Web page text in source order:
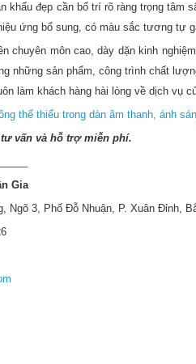
khấu đẹp cần bố trí rõ ràng trọng
ứng bổ sung, có màu sắc tương tự
chuyên môn cao, dày dặn kinh
những sản phẩm, công trình chất
làm khách hàng hài lòng về dịch vụ
thể thiếu trong dàn âm thanh, ánh
vấn và hỗ trợ miễn phí.
Gia
Ngõ 3, Phố Đỗ Nhuận, P. Xuân Đỉnh,